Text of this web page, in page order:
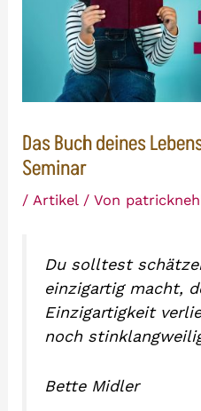
Das Buch deines
Seminar
/Artikel/ Von
Du solltest
einzigartig macht,
Einzigartigkeit
noch
Bette Midler